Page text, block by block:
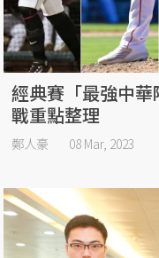
經典賽「最強中
戰重點整理
鄭人豪 08 Mar, 2023